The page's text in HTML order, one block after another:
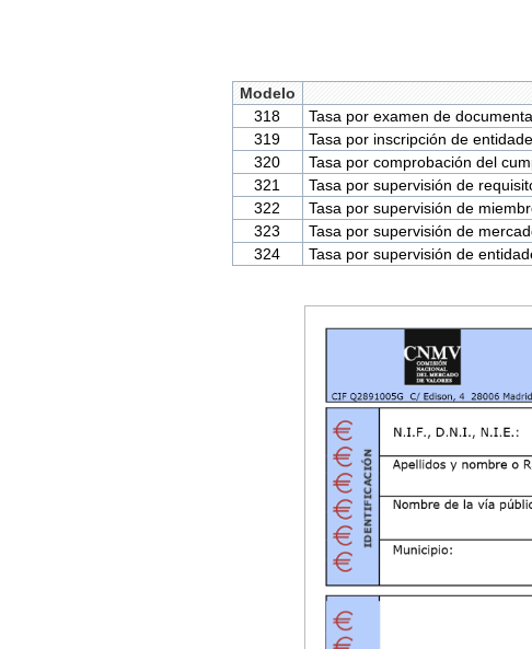
Modelo
318
Tasa por examen de
319
Tasa por inscripción de
320
Tasa por comprobación del
321
Tasa por supervisión de
322
Tasa por supervisión de
323
Tasa por supervisión de
324
Tasa por supervisión de